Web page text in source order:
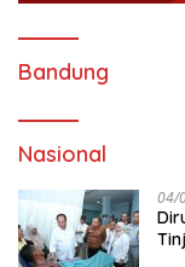
Bandung
Nasional
04/